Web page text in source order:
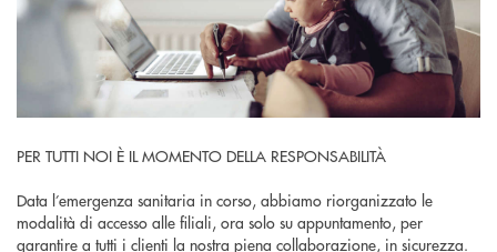
PER TUTTI NOI È IL MOMENTO DELLA RESPONSABILITÀ
Data l’emergenza sanitaria in corso, abbiamo riorganizzato le
modalità di accesso alle filiali, ora solo su appuntamento, per
garantire a tutti i clienti la nostra piena collaborazione, in sicurezza.